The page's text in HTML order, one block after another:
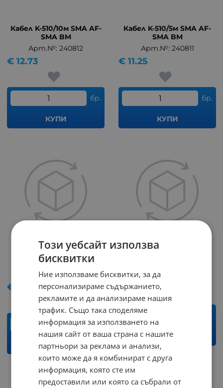
Кабел K-510/10м SMA AF-
SMA BM
Арт.№: 240812
12.73
€
бр.
КУПИ
Кабел K-510/5м SMA AF-
SMA BM
Арт.№: 240811
11.25
€
бр.
КУПИ
Кабел K-510/1м SMA AF-
SMA BM
Арт.№: 240810
€
бр.
КУПИ
4.20
€
бр.
КУПИ
Този уебсайт използва
бисквитки
Ние използваме бисквитки, за да
персонализираме съдържанието,
рекламите и да анализираме нашия
трафик. Също така споделяме
информация за използването на
нашия сайт от ваша страна с нашите
партньори за реклама и анализи,
които може да я комбинират с друга
информация, която сте им
предоставили или която са събрали от